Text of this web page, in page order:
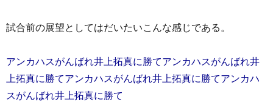
試合前の展望としてはだいたいこんな感じである。
アンカハスがんばれ井上拓真に勝てアンカハスがんばれ井
上拓真に勝てアンカハスがんばれ井上拓真に勝てアンカハ
スがんばれ井上拓真に勝て